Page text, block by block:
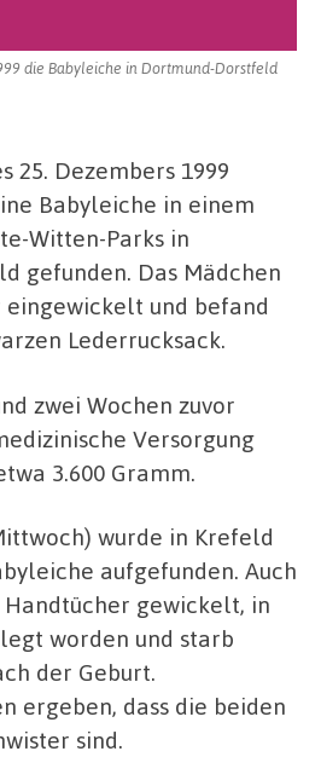
die Babyleiche in Dortmund-Dorstfeld
25. Dezembers 1999
Babyleiche in einem
Witten-Parks in
gefunden. Das Mädchen
und befand
Lederrucksack.
zwei Wochen zuvor
Versorgung
3.600 Gramm.
wurde in Krefeld
aufgefunden. Auch
Handtücher gewickelt, in
worden und starb
der Geburt.
ergeben, dass die beiden
sind.